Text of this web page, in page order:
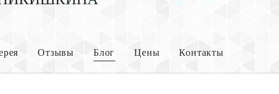
Отзывы Блог Цены Контакты